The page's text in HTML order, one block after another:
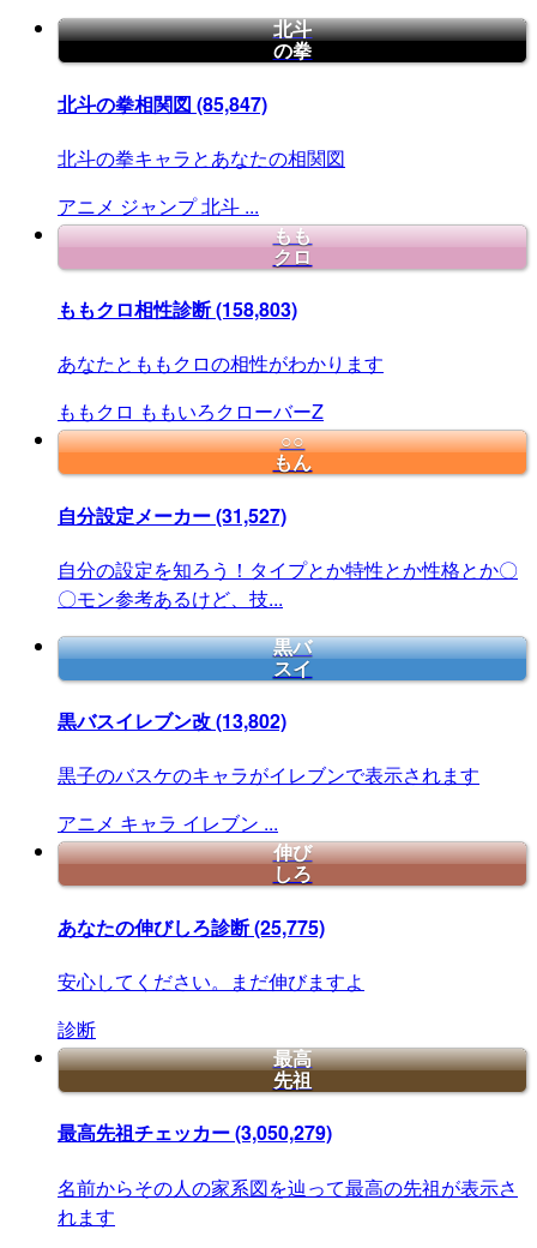
北斗
の拳
北斗の拳相関図 (85,847)
北斗の拳キャラとあなたの相関図
アニメ ジャンプ北斗 ...
もも
クロ
ももクロ相性診断(158,803)
あなたとももクロの相性がわかります
ももクロ ももいろクローバーZ
○○
もん
自分設定メーカー(31,527)
自分の設定を知ろう！タイプとか特性とか性格とか〇
〇モン参考あるけど、技...
黒バ
スイ
黒バスイレブン改(13,802)
黒子のバスケのキャラがイレブンで表示されます
アニメ キャラ イレブン ...
伸び
しろ
あなたの伸びしろ診断(25,775)
安心してください。まだ伸びますよ
診断
最高
先祖
最高先祖チェッカー(3,050,279)
名前からその人の家系図を辿って最高の先祖が表示さ
れます